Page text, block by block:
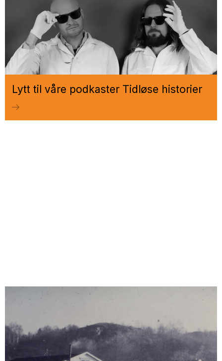
Lytt til våre podkaster Tidløse historier